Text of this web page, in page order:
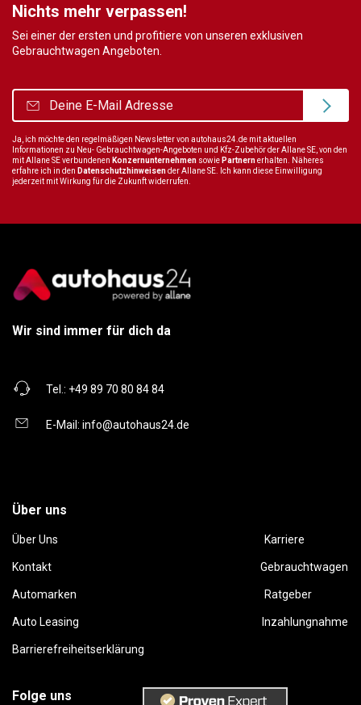
Nichts mehr verpassen!
Sei einer der ersten und profitiere von unseren exklusiven
Gebrauchtwagen Angeboten.
Ja, ich möchte den regelmäßigen Newsletter von autohaus24.de mit aktuellen
Informationen zu Neu- Gebrauchtwagen-Angeboten und Kfz-Zubehör der Allane SE, von den
mit Allane SE verbundenen Konzernunternehmen sowie Partnernerhalten. Näheres
erfahre ich in den Datenschutzhinweisender Allane SE. Ich kann diese Einwilligung
jederzeit mit Wirkung für die Zukunft widerrufen.
Wir sind immer für dich da
Tel.: +49 89 70 80 84 84
E-Mail: info@autohaus24.de
Über uns
Über Uns Karriere
Kontakt Gebrauchtwagen
Automarken Ratgeber
Auto Leasing Inzahlungnahme
Barrierefreiheitserklärung
Folge uns